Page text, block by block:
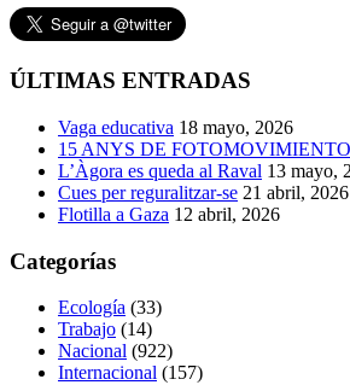
ÚLTIMAS ENTRADAS
Vaga educativa 18 mayo, 2026
15 ANYS DE FOTOMOVIMIENTO
L’Àgora es queda al Raval 13 mayo,
Cues per reguralitzar-se 21 abril, 2026
Flotilla a Gaza 12 abril, 2026
Categorías
Ecología (33)
Trabajo (14)
Nacional (922)
Internacional (157)